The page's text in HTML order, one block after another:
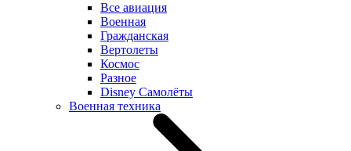
Все авиация
Военная
Гражданская
Вертолеты
Космос
Разное
Disney Самолёты
Военная техника